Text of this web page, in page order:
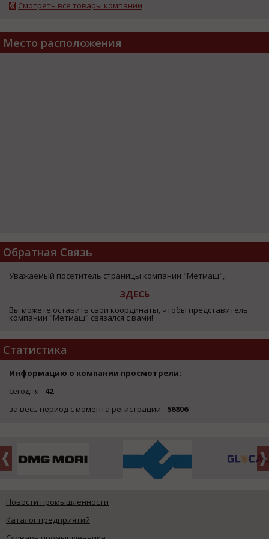
Смотреть все товары компании
Место расположения
Обратная Связь
Уважаемый посетитель страницы компании "Метмаш",
ЗДЕСЬ
Вы можете оставить свои координаты, чтобы представитель
компании "Метмаш" связался с вами!
Статистика
Информацию о компании просмотрели:
сегодня - 42
за весь период с момента регистрации - 56806
Новости промышленности
Каталог предприятий